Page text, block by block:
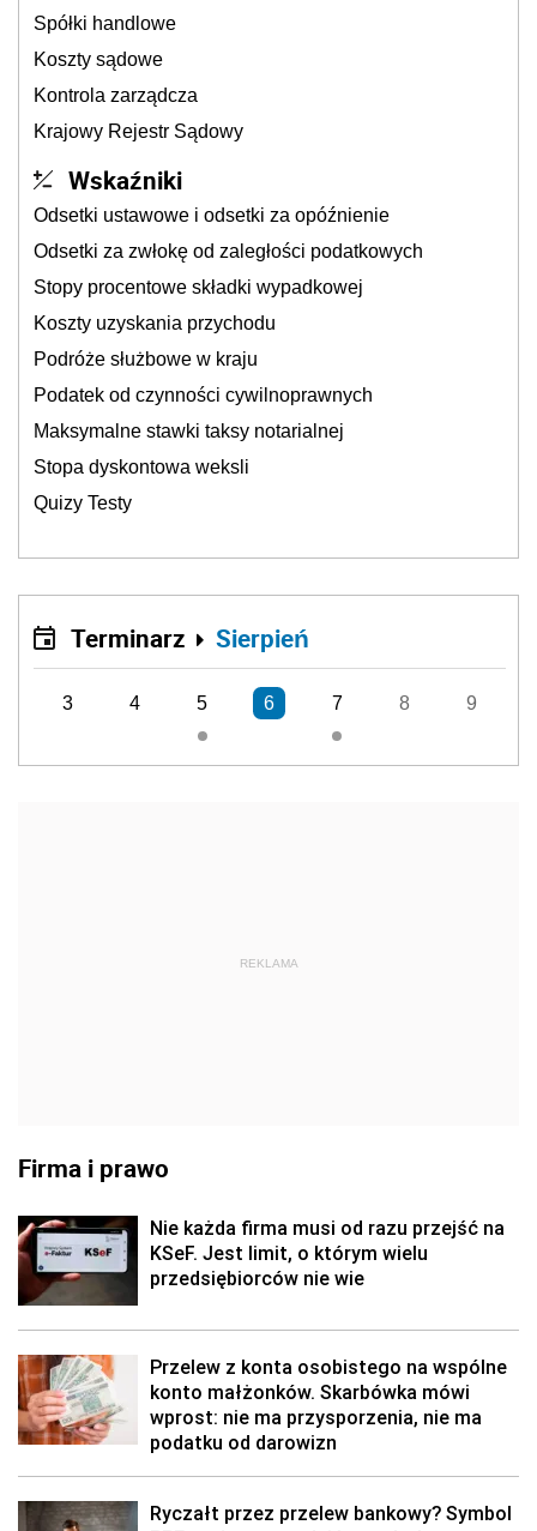
Spółki handlowe
Koszty sądowe
Kontrola zarządcza
Krajowy Rejestr Sądowy
Wskaźniki
Odsetki ustawowe i odsetki za opóźnienie
Odsetki za zwłokę od zaległości podatkowych
Stopy procentowe składki wypadkowej
Koszty uzyskania przychodu
Podróże służbowe w kraju
Podatek od czynności cywilnoprawnych
Maksymalne stawki taksy notarialnej
Stopa dyskontowa weksli
Quizy Testy
Terminarz Sierpień
3 4 5 6 7 8 9
REKLAMA
Firma i prawo
Nie każda firma musi od razu przejść na
KSeF. Jest limit, o którym wielu
przedsiębiorców nie wie
Przelew z konta osobistego na wspólne
konto małżonków. Skarbówka mówi
wprost: nie ma przysporzenia, nie ma
podatku od darowizn
Ryczałt przez przelew bankowy? Symbol